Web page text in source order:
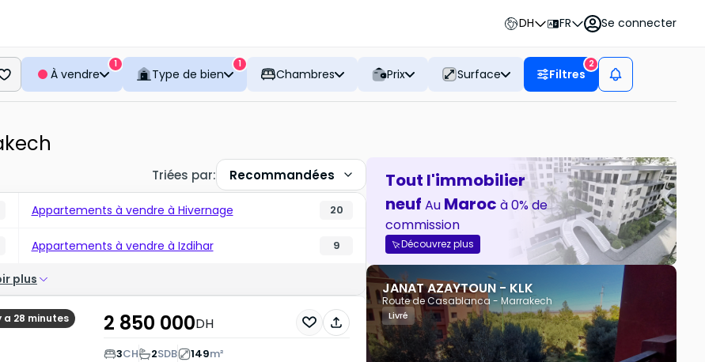
DH FR Se connecter
À vendre
1
Type de bien
1
Chambres Prix Surface Filtres
2
Triées par: Recommandées
Appartements à vendre à Hivernage 20
Appartements à vendre à Izdihar 9
plus
a 28 minutes 2 850 000DH
3CH 2SDB 149m²
Tout l'immobilier
neuf Au Maroc à 0% de
commission
Découvrez plus
JANAT AZAYTOUN - KLK
Route de Casablanca - Marrakech
Livré